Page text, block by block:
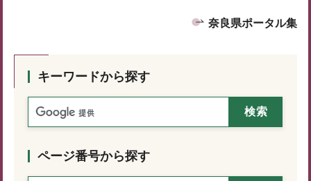
奈良県ポータル集
キーワードから探す
ページ番号から探す